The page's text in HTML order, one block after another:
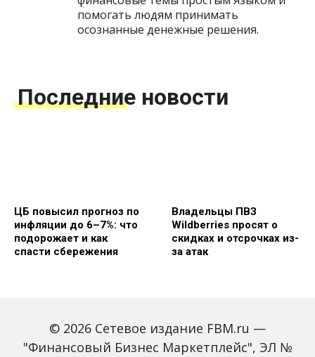
помогать людям принимать
осознанные денежные решения.
Последние новости
ЦБ повысил прогноз по
инфляции до 6–7%: что
подорожает и как
спасти сбережения
Владельцы ПВЗ
Wildberries просят о
скидках и отсрочках из-
за атак
© 2026 Сетевое издание FBM.ru —
"Финансовый Бизнес Маркетплейс", ЭЛ №